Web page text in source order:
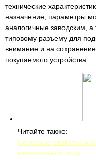
технические
назначение, параметры
аналогичные заводским, а
типовому разъему для
внимание и на
покупаемого устройства
Читайте также:
Полезные свойства и
минеральной воды